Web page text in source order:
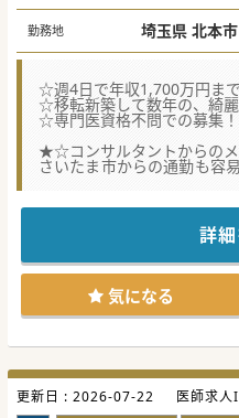
勤務地 埼玉県 北本市
☆週4日で年収1,700万円ま
☆移転新築して数年の、綺
☆専門医資格不問での募集！
★☆コンサルタントからの
さいたま市からの通勤も容
師を募集！
円。
業務負担を落としてご勤務
#秋入職可
詳
気になる
更新日 : 2026-07-22 医師求人